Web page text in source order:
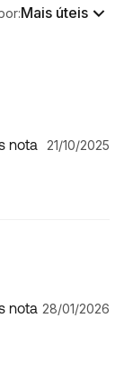
Mais úteis
nota 21/10/2025
nota 28/01/2026